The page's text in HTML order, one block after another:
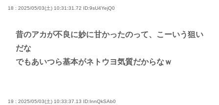
18 : 2025/05/03(土) 10:31:31.72 ID:9sU4YejQ0
昔のアカが不良に妙に甘かったのって、こーいう狙い
だな
でもあいつら基本がネトウヨ気質だからなｗ
19 : 2025/05/03(土) 10:33:37.13 ID:InnQkSAb0